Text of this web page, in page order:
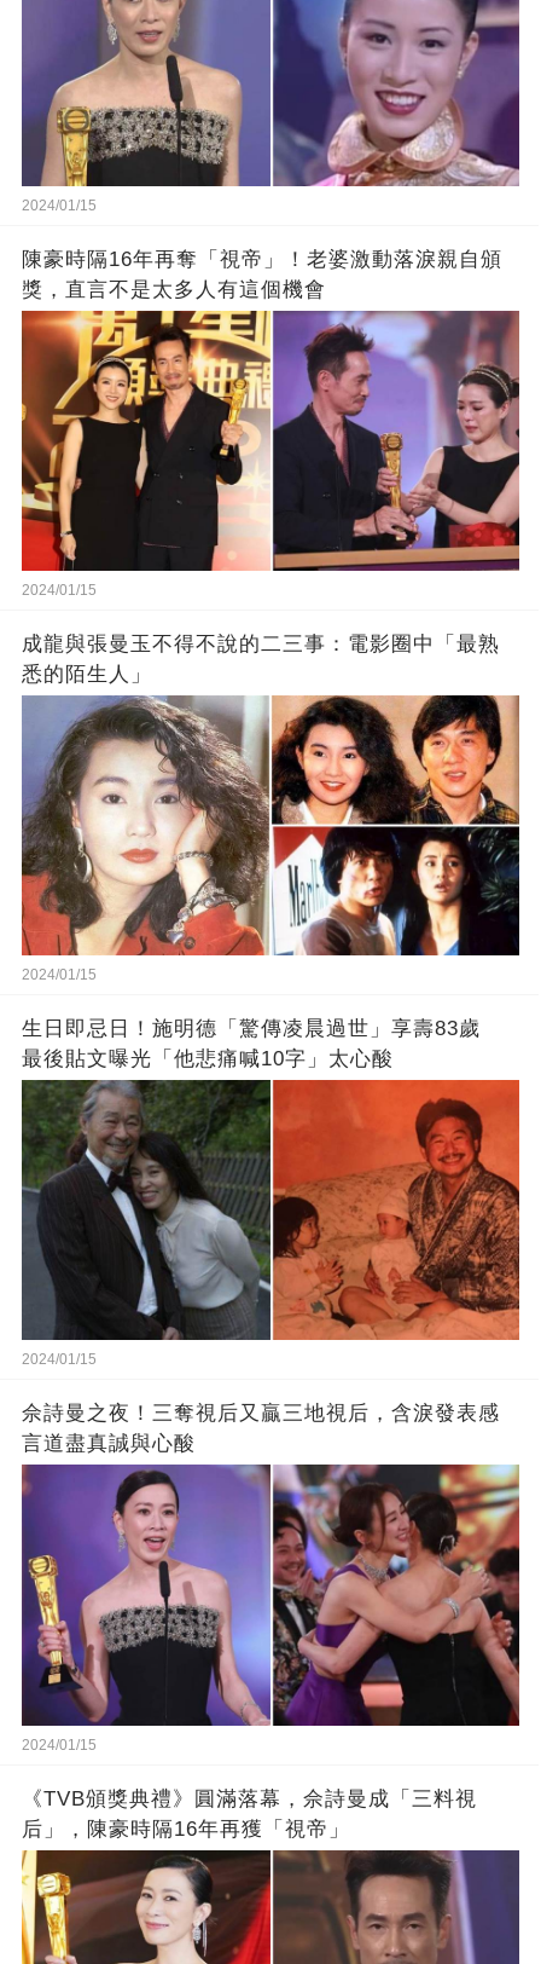
2024/01/15
陳豪時隔16年再奪「視帝」！老婆激動落淚親自頒
獎，直言不是太多人有這個機會
2024/01/15
成龍與張曼玉不得不說的二三事：電影圈中「最熟
悉的陌生人」
2024/01/15
生日即忌日！施明德「驚傳凌晨過世」享壽83歲
最後貼文曝光「他悲痛喊10字」太心酸
2024/01/15
佘詩曼之夜！三奪視后又贏三地視后，含淚發表感
言道盡真誠與心酸
2024/01/15
《TVB頒獎典禮》圓滿落幕，佘詩曼成「三料視
后」，陳豪時隔16年再獲「視帝」